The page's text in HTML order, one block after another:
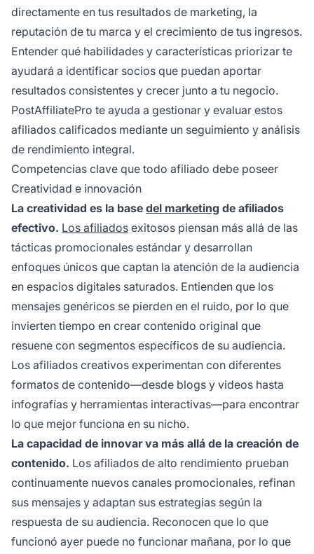
directamente en tus resultados de marketing, la
reputación de tu marca y el crecimiento de tus ingresos.
Entender qué habilidades y características priorizar te
ayudará a identificar socios que puedan aportar
resultados consistentes y crecer junto a tu negocio.
PostAffiliatePro te ayuda a gestionar y evaluar estos
afiliados calificados mediante un seguimiento y análisis
de rendimiento integral.
Competencias clave que todo afiliado debe poseer
Creatividad e innovación
La creatividad es la base del marketing de afiliados
efectivo. Los afiliados exitosos piensan más allá de las
tácticas promocionales estándar y desarrollan
enfoques únicos que captan la atención de la audiencia
en espacios digitales saturados. Entienden que los
mensajes genéricos se pierden en el ruido, por lo que
invierten tiempo en crear contenido original que
resuene con segmentos específicos de su audiencia.
Los afiliados creativos experimentan con diferentes
formatos de contenido—desde blogs y videos hasta
infografías y herramientas interactivas—para encontrar
lo que mejor funciona en su nicho.
La capacidad de innovar va más allá de la creación de
contenido. Los afiliados de alto rendimiento prueban
continuamente nuevos canales promocionales, refinan
sus mensajes y adaptan sus estrategias según la
respuesta de su audiencia. Reconocen que lo que
funcionó ayer puede no funcionar mañana, por lo que